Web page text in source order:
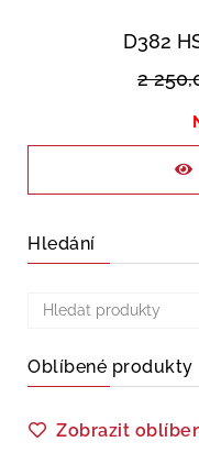
D382
2
Hledání
Oblíbené produkty
Zobrazit